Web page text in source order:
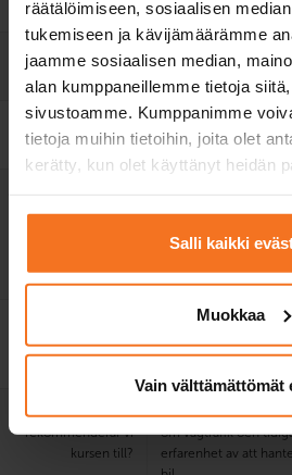
räätälöimiseen, sosiaalisen
tukemiseen ja kävijämäärämme
jaamme sosiaalisen median,
alan kumppaneillemme tietoja
sivustoamme. Kumppanimme
tietoja muihin tietoihin, joita olet
kerätty, kun olet käyttänyt heidän
Salli kaikki
Muokkaa
Vain välttämättömät
körprov
Elektronisk lärmiljö
Övningsprogram för
teoriprov
utvald plats
svenska.
+
999 €
Vem
rekommenderar vi
kursen till?
Dig som har god
om vägtrafik och
erfarenhet av att